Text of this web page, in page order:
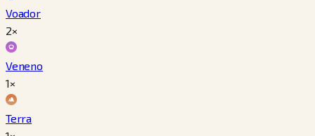
Voador
2×
Veneno
1×
Terra